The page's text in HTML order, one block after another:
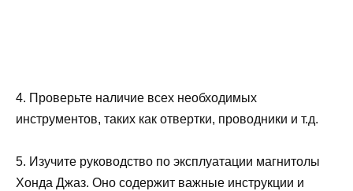
4. Проверьте наличие всех необходимых
инструментов, таких как отвертки, проводники и т.д.
5. Изучите руководство по эксплуатации магнитолы
Хонда Джаз. Оно содержит важные инструкции и